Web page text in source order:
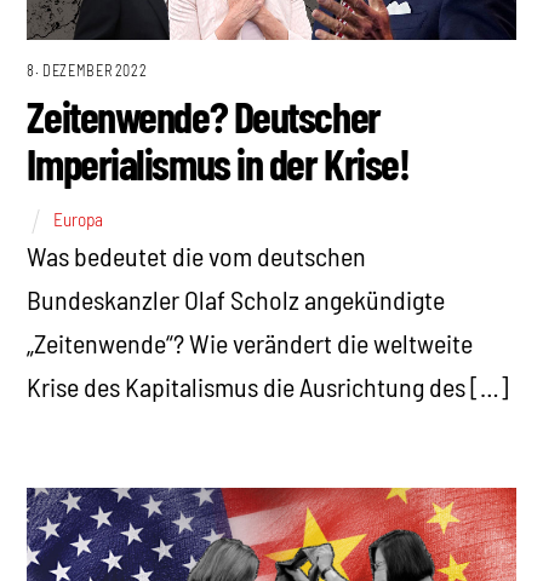
8. DEZEMBER 2022
Zeitenwende? Deutscher
Imperialismus in der Krise!
Europa
Was bedeutet die vom deutschen
Bundeskanzler Olaf Scholz angekündigte
„Zeitenwende“? Wie verändert die weltweite
Krise des Kapitalismus die Ausrichtung des […]